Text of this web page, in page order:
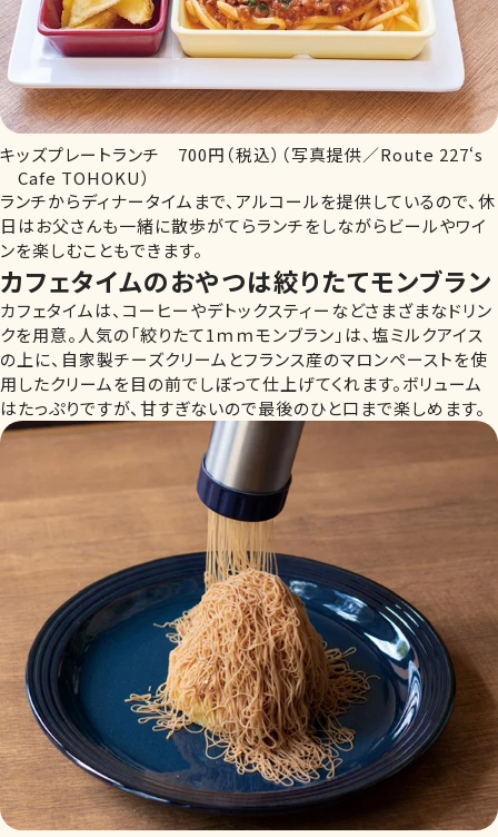
キッズプレートランチ 700円（税込）（写真提供／Route 227‘s
Cafe TOHOKU）
ランチからディナータイムまで、アルコールを提供しているので、休
日はお父さんも一緒に散歩がてらランチをしながらビールやワイ
ンを楽しむこともできます。
カフェタイムのおやつは絞りたてモンブラン
カフェタイムは、コーヒーやデトックスティーなどさまざまなドリン
クを用意。人気の「絞りたて1ｍｍモンブラン」は、塩ミルクアイス
の上に、自家製チーズクリームとフランス産のマロンペーストを使
用したクリームを目の前でしぼって仕上げてくれます。ボリューム
はたっぷりですが、甘すぎないので最後のひと口まで楽しめます。